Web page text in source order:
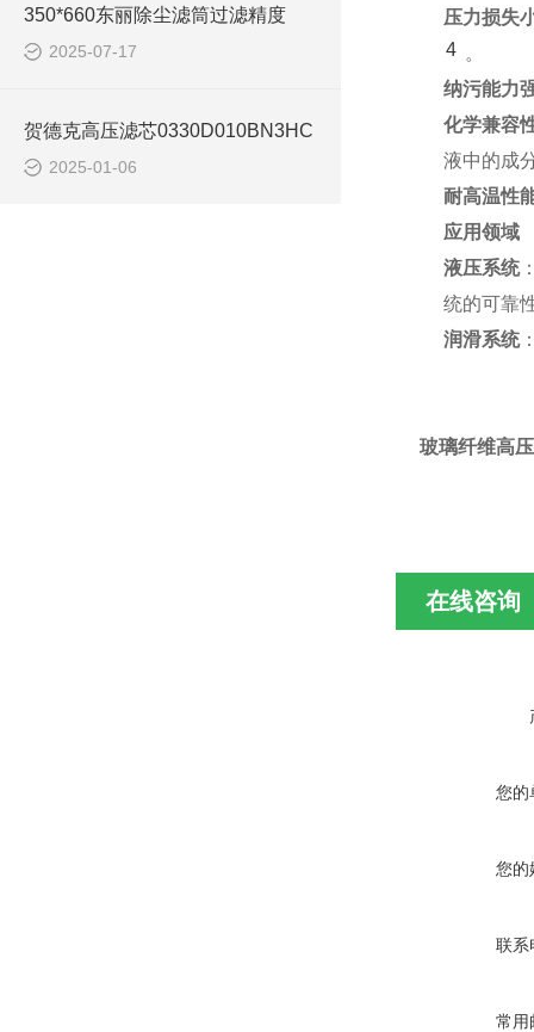
350*660东丽除尘滤筒过滤精度
2025-07-17
贺德克高压滤芯0330D010BN3HC
2025-01-06
压力损失
4 。
纳污能力
化学兼容
液中的成
耐高温性
应用领域
液压系统
统的可靠
润滑系统
玻璃纤维高
在线咨询
您的
您的
联系
常用